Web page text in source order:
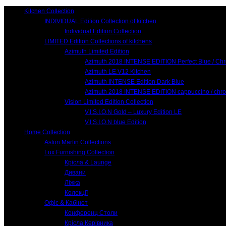
Kitchen Collection
INDIVIDUAL Edition Collection of kitchen
Individual Edition Collection
LIMITED Edition Collections of kitchens
Azimuth Limited Edition
Azimuth 2018 INTENSE EDITION Perfect Blue /
Azimuth LE.V12 Kitchen
Azimuth INTENSE Edition Dark Blue
Azimuth 2018 INTENSE EDITION cappuccino /
Vision Limited Edition Collection
V.I.S.I.O.N Gold – Luxury Edition LE
V.I.S.I.O.N blue Edition
Home Collection
Aston Martin Collections
Lux Furnishing Collection
Крісла & Launge
Дивани
Ліжка
Колекції
Офіс & Кабінет
Конференц Столи
Крісла Керівника